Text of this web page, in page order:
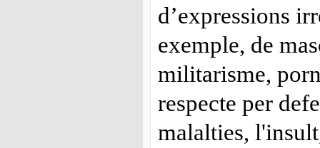
d’expressions
exemple, de
militarisme,
respecte per
malalties,